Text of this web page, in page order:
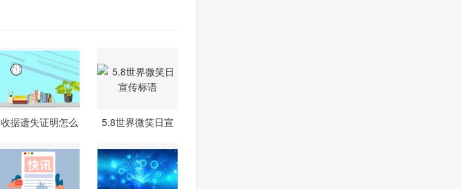
收据遗失证明怎么
5.8世界微笑日宣